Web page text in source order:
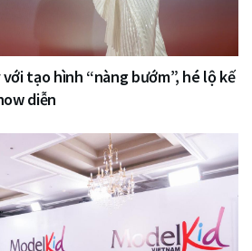
tạo hình “nàng bướm”, hé lộ kế
diễn